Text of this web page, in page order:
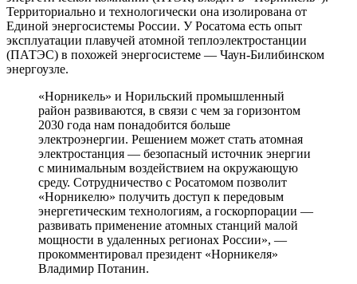
Территориально и технологически она изолирована от
Единой энергосистемы России. У Росатома есть опыт
эксплуатации плавучей атомной теплоэлектростанции
(ПАТЭС) в похожей энергосистеме — Чаун-Билибинском
энергоузле.
«Норникель» и Норильский промышленный
район развиваются, в связи с чем за горизонтом
2030 года нам понадобится больше
электроэнергии. Решением может стать атомная
электростанция — безопасный источник энергии
с минимальным воздействием на окружающую
среду. Сотрудничество с Росатомом позволит
«Норникелю» получить доступ к передовым
энергетическим технологиям, а госкорпорации —
развивать применение атомных станций малой
мощности в удаленных регионах России», —
прокомментировал президент «Норникеля»
Владимир Потанин.